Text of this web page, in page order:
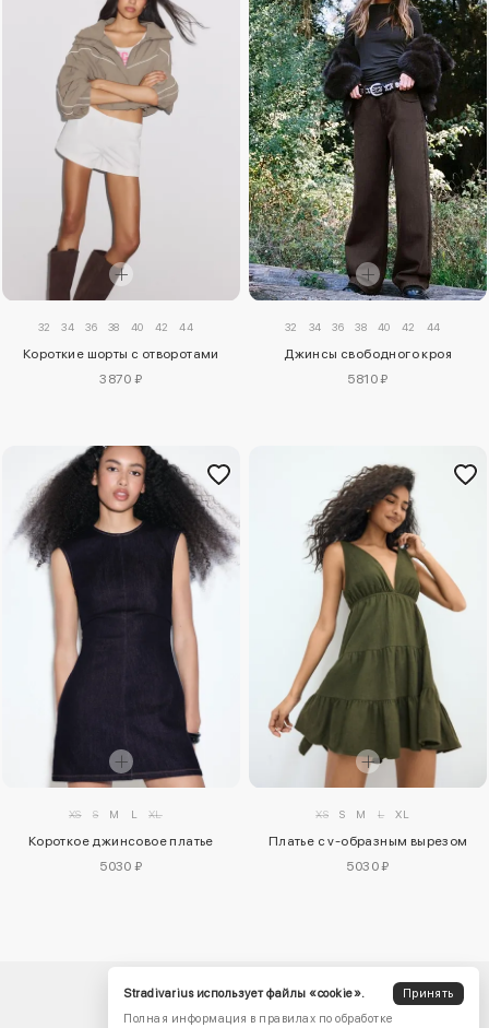
32 34 36 38 40 42 44
Короткие шорты с отворотами
3870 ₽
32 34 36 38 40 42 44
Джинсы свободного кроя
5810 ₽
XS S M L XL
Короткое джинсовое платье
5030 ₽
XS S M L XL
Платье с v-образным вырезом
5030 ₽
Stradivarius использует файлы «cookie».
Принять
Полная информация в правилах по обработке